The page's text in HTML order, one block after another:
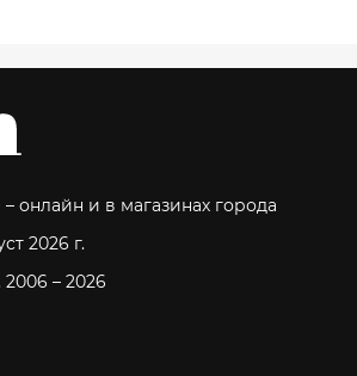
онлайн и в магазинах города
2026 г.
– 2026